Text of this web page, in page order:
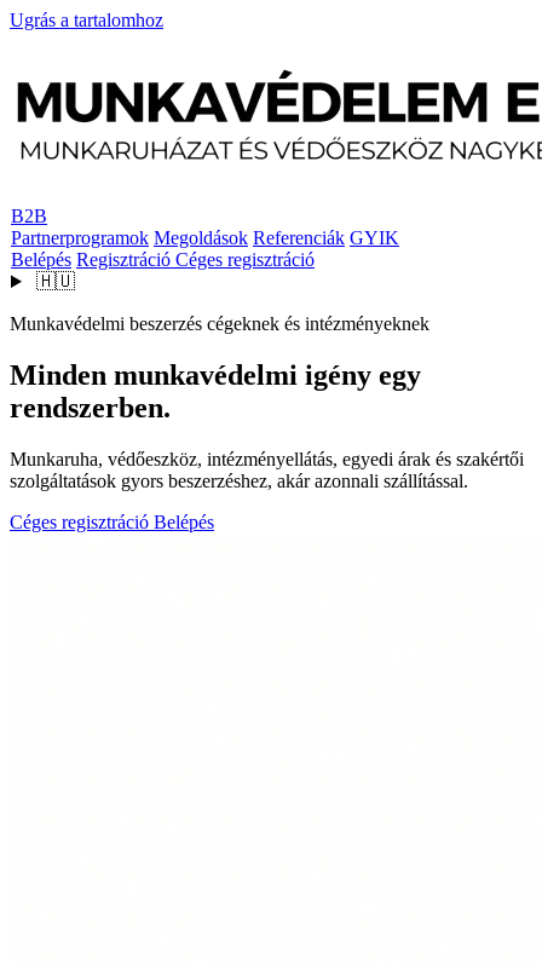
Ugrás a tartalomhoz
B2B
Partnerprogramok Megoldások Referenciák GYIK
Belépés Regisztráció Céges regisztráció
🇭🇺
Munkavédelmi beszerzés cégeknek és intézményeknek
Minden munkavédelmi igény egy
rendszerben.
Munkaruha, védőeszköz, intézményellátás, egyedi árak és szakértői
szolgáltatások gyors beszerzéshez, akár azonnali szállítással.
Céges regisztráció Belépés